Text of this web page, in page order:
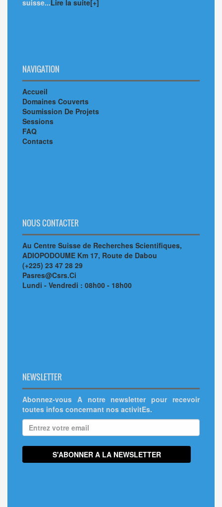
suisse...Lire la suite[+]
NAVIGATION
Accueil
Domaines Couverts
Soumission De Projets
Sessions
FAQ
Contacts
NOUS CONTACTER
Au Centre Suisse de Recherches Scientifiques,
ADIOPODOUME Km 17, Route de Dabou
(+225) 23 47 28 29
Pasres@Csrs.Ci
Lundi - Vendredi : 08h00 - 18h00
NEWSLETTER
Abonnez-vous A notre newsletter pour recevoir
toutes infos concernant nos activitEs.